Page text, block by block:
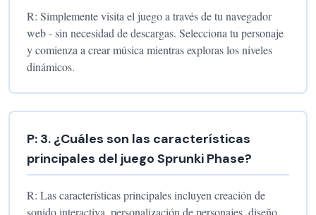
R: Simplemente visita el juego a través de tu navegador
web - sin necesidad de descargas. Selecciona tu personaje
y comienza a crear música mientras exploras los niveles
dinámicos.
P: 3. ¿Cuáles son las características
principales del juego Sprunki Phase?
R: Las características principales incluyen creación de
sonido interactiva, personalización de personajes, diseño